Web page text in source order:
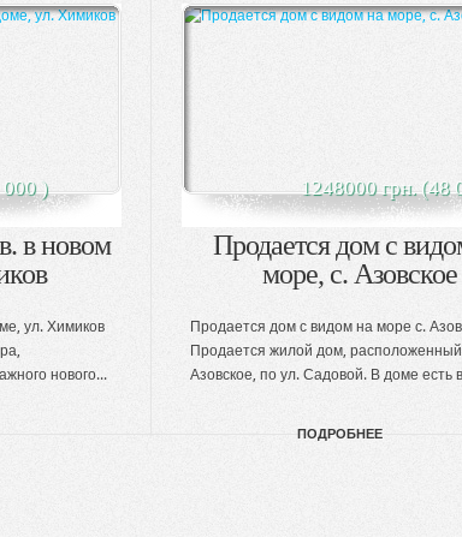
)
в новом
ул. Химиков
нового...
1248000 грн. (48
Продается дом с
море, с. Азовское
Продается дом с видом на море с.
Продается жилой дом, расположенный
Азовское, по ул. Садовой. В доме есть
ПОДРОБНЕЕ